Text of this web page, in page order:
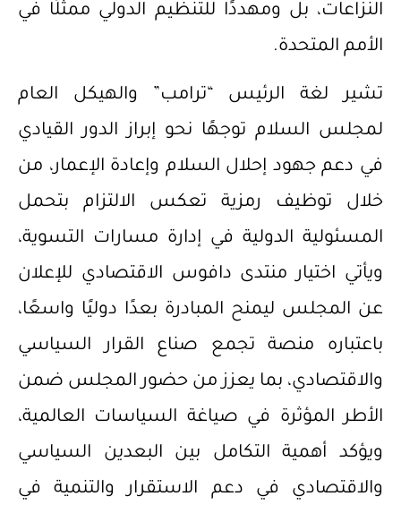
النزاعات، بل ومهددًا للتنظيم الدولي ممثلًا في
الأمم المتحدة.
تشير لغة الرئيس “ترامب” والهيكل العام
لمجلس السلام توجهًا نحو إبراز الدور القيادي
في دعم جهود إحلال السلام وإعادة الإعمار، من
خلال توظيف رمزية تعكس الالتزام بتحمل
المسئولية الدولية في إدارة مسارات التسوية،
ويأتي اختيار منتدى دافوس الاقتصادي للإعلان
عن المجلس ليمنح المبادرة بعدًا دوليًا واسعًا،
باعتباره منصة تجمع صناع القرار السياسي
والاقتصادي، بما يعزز من حضور المجلس ضمن
الأطر المؤثرة في صياغة السياسات العالمية،
ويؤكد أهمية التكامل بين البعدين السياسي
والاقتصادي في دعم الاستقرار والتنمية في